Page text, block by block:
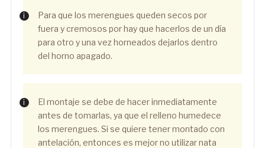
Para que los merengues queden secos por
fuera y cremosos por hay que hacerlos de un día
para otro y una vez horneados dejarlos dentro
del horno apagado.
El montaje se debe de hacer inmediatamente
antes de tomarlas, ya que el relleno humedece
los merengues. Si se quiere tener montado con
antelación, entonces es mejor no utilizar nata